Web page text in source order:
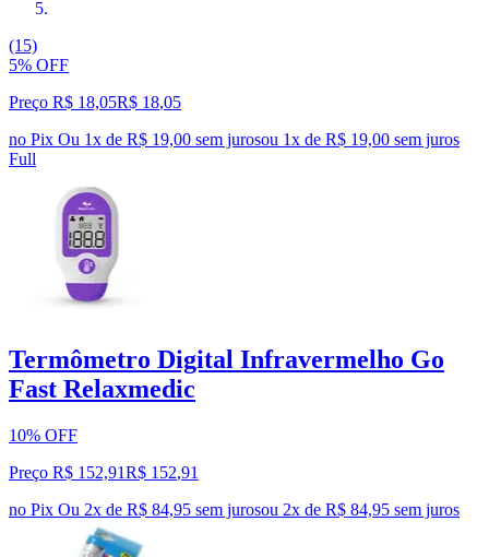
(15)
5% OFF
Preço R$ 18,05R$ 18,05
no Pix Ou 1x de R$ 19,00 sem jurosou 1x de R$ 19,00 sem juros
Full
Termômetro Digital Infravermelho Go
Fast Relaxmedic
10% OFF
Preço R$ 152,91R$ 152,91
no Pix Ou 2x de R$ 84,95 sem jurosou 2x de R$ 84,95 sem juros